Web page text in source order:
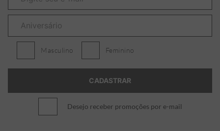
Masculino Feminino
Desejo receber promoções por e-mail